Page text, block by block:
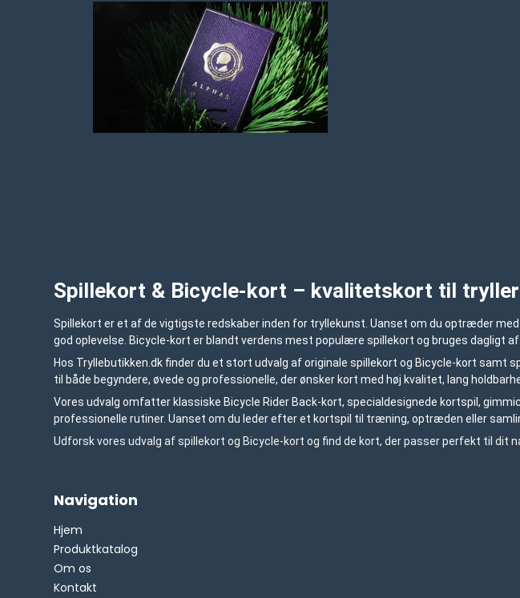
Spillekort & Bicycle-kort – kvalitetskort til
Spillekort er et af de vigtigste redskaber inden for tryllekunst. Uanset om du optræder
god oplevelse. Bicycle-kort er blandt verdens mest populære spillekort og bruges dagligt
Hos Tryllebutikken.dk finder du et stort udvalg af originale spillekort og Bicycle-kort
til både begyndere, øvede og professionelle, der ønsker kort med høj kvalitet, lang
Vores udvalg omfatter klassiske Bicycle Rider Back-kort, specialdesignede kortspil,
professionelle rutiner. Uanset om du leder efter et kortspil til træning, optræden eller
Udforsk vores udvalg af spillekort og Bicycle-kort og find de kort, der passer perfekt til
Navigation
Hjem
Produktkatalog
Om os
Kontakt